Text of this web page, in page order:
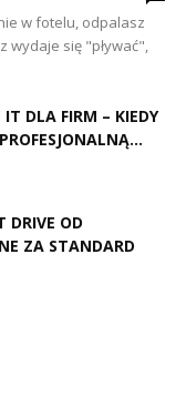
w fotelu, odpalasz
wydaje się "pływać",
IT DLA FIRM – KIEDY
DRIVE OD
ZA STANDARD